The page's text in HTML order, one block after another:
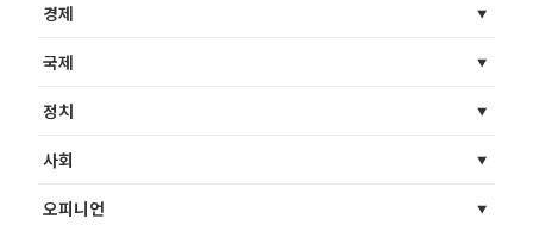
경제
국제
정치
사회
오피니언